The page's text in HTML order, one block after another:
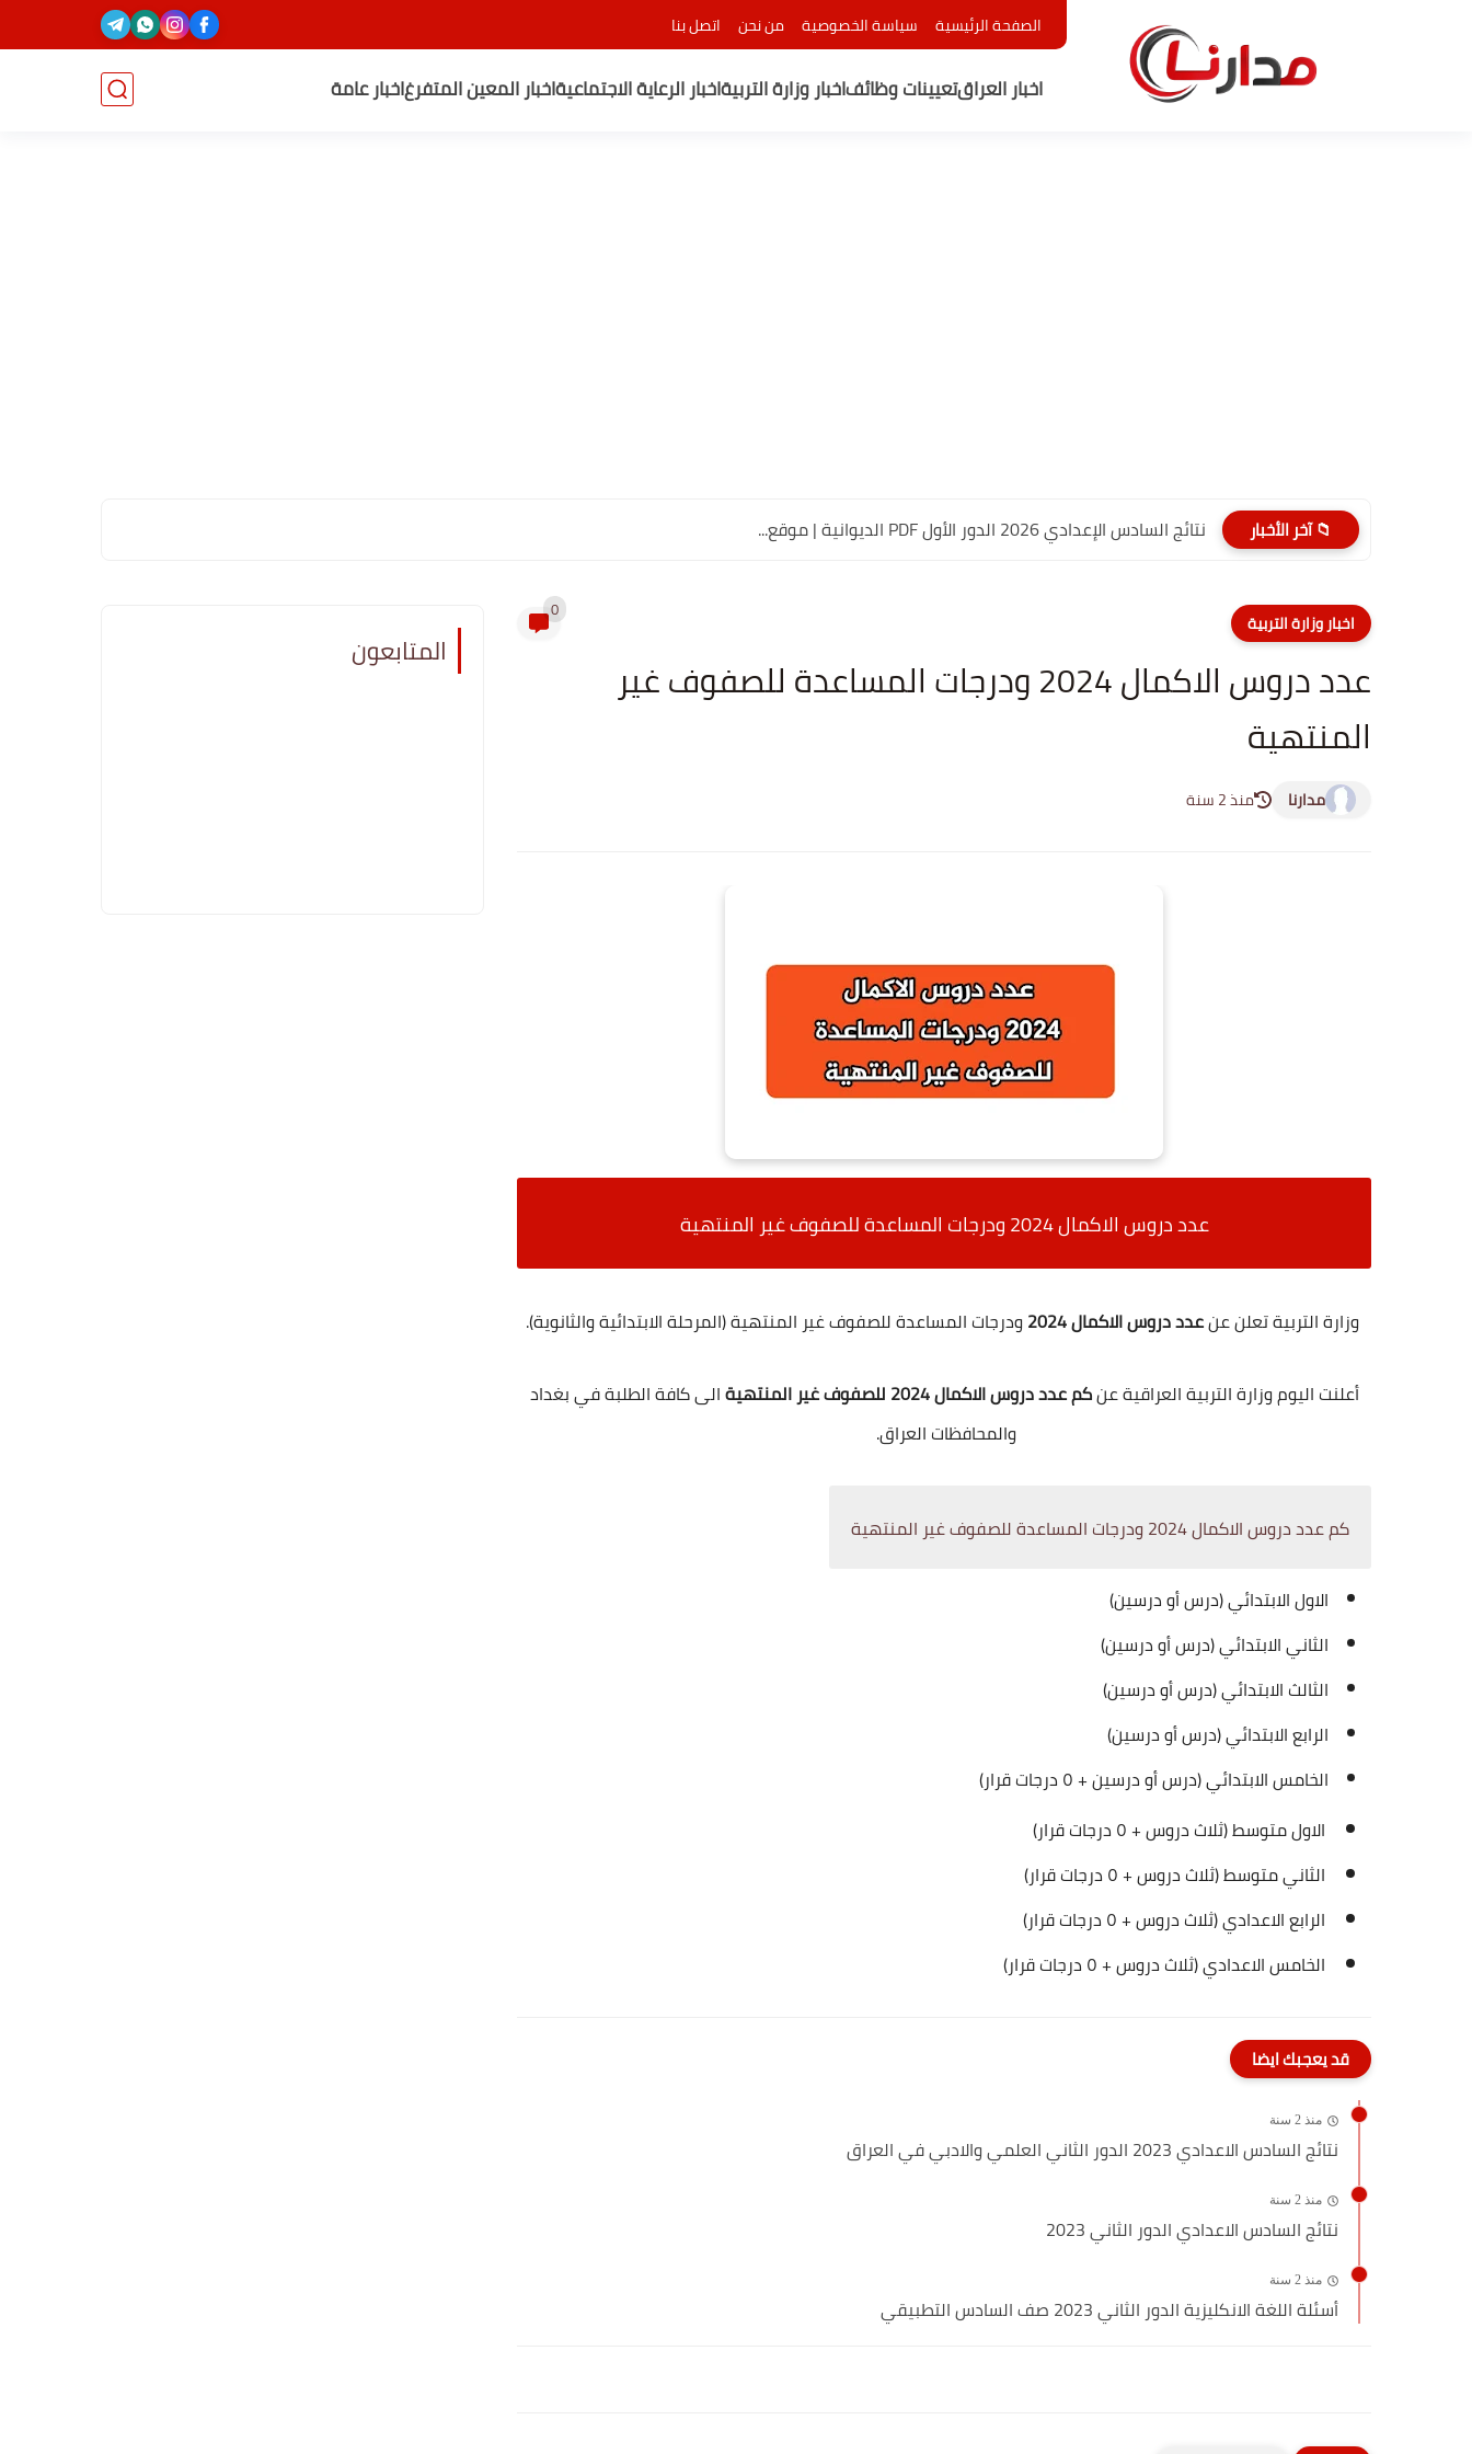
الصفحة الرئيسية سياسة الخصوصية من نحن اتصل بنا
اخبار العراقتعيينات وظائفاخبار وزارة التربيةاخبار الرعاية الاجتماعيةاخبار المعين المتفرغاخبار عامة
📁 آخر الأخبار نتائج السادس الإعدادي 2026 الدور الأول PDF الديوانية | موقع...
اخبار وزارة التربية 0
عدد دروس الاكمال 2024 ودرجات المساعدة للصفوف غير
المنتهية
مدارنا منذ 2 سنة
عدد دروس الاكمال 2024 ودرجات المساعدة للصفوف غير المنتهية
وزارة التربية تعلن عنعدد دروس الاكمال 2024 ودرجات المساعدة للصفوف غير المنتهية (المرحلة الابتدائية والثانوية).
أعلنت اليوم وزارة التربية العراقية عنكم عدد دروس الاكمال 2024 للصفوف غير المنتهية
الى كافة الطلبة في بغداد
والمحافظات العراق.
كم عدد دروس الاكمال 2024 ودرجات المساعدة للصفوف غير المنتهية
الاول الابتدائي (درس أو درسين)
الثاني الابتدائي (درس أو درسين)
الثالث الابتدائي (درس أو درسين)
الرابع الابتدائي (درس أو درسين)
الخامس الابتدائي (درس أو درسين + ٥ درجات قرار)
الاول متوسط (ثلاث دروس + ٥ درجات قرار)
الثاني متوسط (ثلاث دروس + ٥ درجات قرار)
الرابع الاعدادي (ثلاث دروس + ٥ درجات قرار)
الخامس الاعدادي (ثلاث دروس + ٥ درجات قرار)
قد يعجبك ايضا
منذ 2 سنة
نتائج السادس الاعدادي 2023 الدور الثاني العلمي والادبي في العراق
منذ 2 سنة
نتائج السادس الاعدادي الدور الثاني 2023
منذ 2 سنة
أسئلة اللغة الانكليزية الدور الثاني 2023 صف السادس التطبيقي
المتابعون